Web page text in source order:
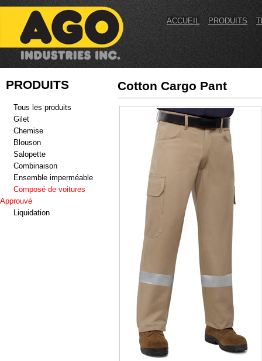
ACCUEIL PRODUITS
PRODUITS
Tous les produits
Gilet
Chemise
Blouson
Salopette
Combinaison
Ensemble imperméable
Composé de voitures
Approuvé
Liquidation
Cotton Cargo Pant